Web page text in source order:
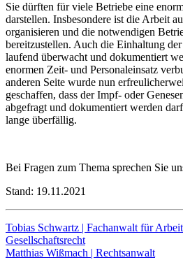
Sie dürften für viele Betriebe eine
darstellen. Insbesondere ist die Arbeit
organisieren und die notwendigen
bereitzustellen. Auch die Einhaltung
laufend überwacht und dokumentiert
enormen Zeit- und Personaleinsatz
anderen Seite wurde nun
geschaffen, dass der Impf- oder
abgefragt und dokumentiert werden
lange überfällig.
Bei Fragen zum Thema sprechen Sie
Stand: 19.11.2021
Tobias Schwartz | Fachanwalt für
Gesellschaftsrecht
Matthias Wißmach | Rechtsanwalt